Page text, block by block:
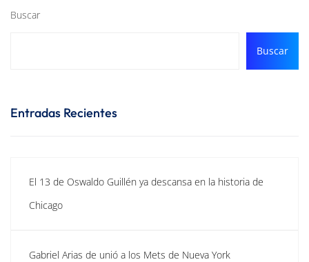
Buscar
Buscar
Entradas Recientes
El 13 de Oswaldo Guillén ya descansa en la historia de
Chicago
Gabriel Arias de unió a los Mets de Nueva York